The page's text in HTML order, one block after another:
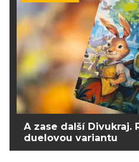
A zase další Divukraj.
duelovou variantu